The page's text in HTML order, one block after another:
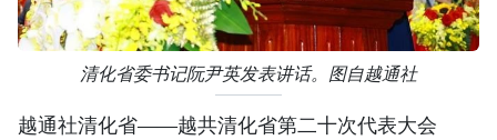
清化省委书记阮尹英发表讲话。图自越通社
越通社清化省——越共清化省第二十次代表大会